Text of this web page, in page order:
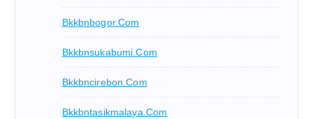
Bkkbnbogor.com
Bkkbnsukabumi.com
Bkkbncirebon.com
Bkkbntasikmalaya.com